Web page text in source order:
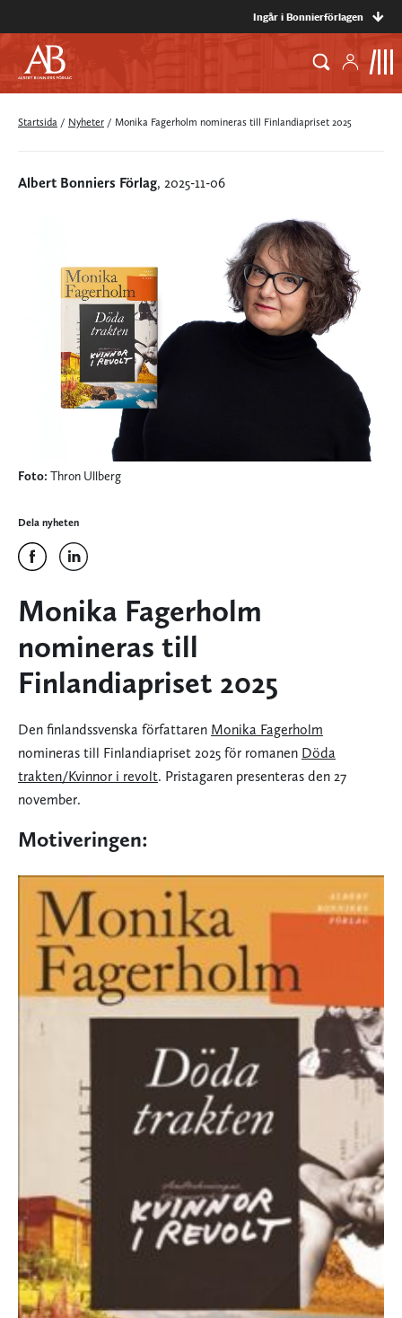
Ingår i Bonnierförlagen
Startsida / Nyheter / Monika Fagerholm nomineras till Finlandiapriset 2025
Albert Bonniers Förlag, 2025-11-06
Foto: Thron Ullberg
Dela nyheten
Monika Fagerholm
nomineras till
Finlandiapriset 2025
Den finlandssvenska författaren Monika Fagerholm
nomineras till Finlandiapriset 2025 för romanen Döda
trakten/Kvinnor i revolt. Pristagaren presenteras den 27
november.
Motiveringen: